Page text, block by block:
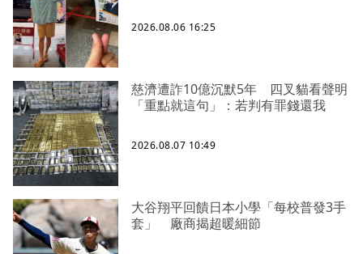
2026.08.06 16:25
慈濟遭詐10億沉默5年 四叉貓看聲明
「重點就這句」：若判有罪錢還我
2026.08.07 10:49
大谷翔平回饋日本小學「每校普發3手
套」 廠商揭超暖細節